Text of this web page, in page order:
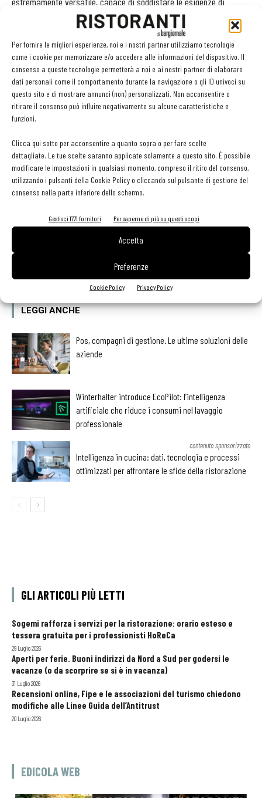
Per fornire le migliori esperienze, noi e i nostri partner utilizziamo tecnologie
come i cookie per memorizzare e/o accedere alle informazioni del dispositivo. Il
consenso a queste tecnologie permetterà a noi e ai nostri partner di elaborare
dati personali come il comportamento durante la navigazione o gli ID univoci su
questo sito e di mostrare annunci (non) personalizzati. Non acconsentire o
ritirare il consenso può influire negativamente su alcune caratteristiche e
funzioni.
Clicca qui sotto per acconsentire a quanto sopra o per fare scelte
dettagliate. Le tue scelte saranno applicate solamente a questo sito. È possibile
modificare le impostazioni in qualsiasi momento, compreso il ritiro del consenso,
utilizzando i pulsanti della Cookie Policy o cliccando sul pulsante di gestione del
consenso nella parte inferiore dello schermo.
Gestisci 1771 fornitori Per saperne di più su questi scopi
Accetta
Preferenze
Cookie Policy Privacy Policy
sanificazione delle superfici di un’ampia gamma di ambienti in
molteplici contesti, ristoranti, bar e locali pubblici inclusi
ovviamente. Installando, quindi, un unico Sistema di fissaggio e
supporto modulare di base si può scaldare a infrarossi, raffrescare
con nebulizzazione d’acqua e ora anche sanificare.
Qui tante altre soluzioni tecnologiche per il tuo locale
LEGGI ANCHE
Pos, compagni di gestione. Le ultime soluzioni delle
aziende
Winterhalter introduce EcoPilot: l’intelligenza
artificiale che riduce i consumi nel lavaggio
professionale
contenuto sponsorizzato
Intelligenza in cucina: dati, tecnologia e processi
ottimizzati per affrontare le sfide della ristorazione
GLI ARTICOLI PIÙ LETTI
Sogemi rafforza i servizi per la ristorazione: orario esteso e
tessera gratuita per i professionisti HoReCa
29 Luglio 2026
Aperti per ferie. Buoni indirizzi da Nord a Sud per godersi le
vacanze (o da scorprire se si è in vacanza)
31 Luglio 2026
Recensioni online, Fipe e le associazioni del turismo chiedono
modifiche alle Linee Guida dell’Antitrust
20 Luglio 2026
EDICOLA WEB